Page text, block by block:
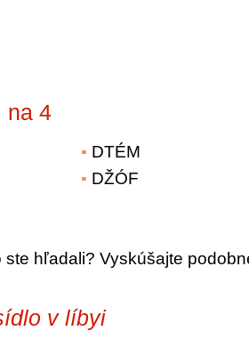
na 4
DTÉM
DŽÓF
ste hľadali? Vyskúšajte
v líbyi